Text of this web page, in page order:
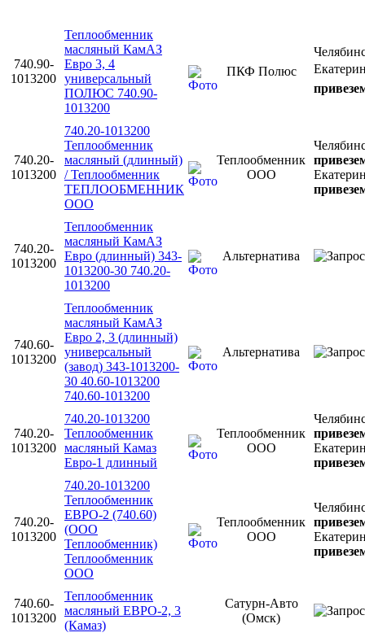
740.90-
1013200
Теплообменник
масляный КамАЗ
Евро 3, 4
универсальный
ПОЛЮС 740.90-
1013200
ПКФ Полюс
740.20-
1013200
740.20-1013200
Теплообменник
масляный (длинный)
/ Теплообменник
ТЕПЛООБМЕННИК
ООО
Теплообменник
ООО
740.20-
1013200
Теплообменник
масляный КамАЗ
Евро (длинный) 343-
1013200-30 740.20-
1013200
Альтернатива
740.60-
1013200
Теплообменник
масляный КамАЗ
Евро 2, 3 (длинный)
универсальный
(завод) 343-1013200-
30 40.60-1013200
740.60-1013200
Альтернатива
740.20-
1013200
740.20-1013200
Теплообменник
масляный Камаз
Евро-1 длинный
Теплообменник
ООО
740.20-
1013200
740.20-1013200
Теплообменник
ЕВРО-2 (740.60)
(ООО
Теплообменник)
Теплообменник
ООО
Теплообменник
ООО
740.60-
1013200
Теплообменник
масляный ЕВРО-2, 3
(Камаз)
Сатурн-Авто
(Омск)